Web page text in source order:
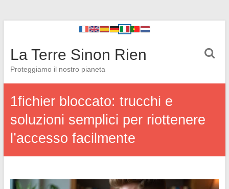
La Terre Sinon Rien
Proteggiamo il nostro pianeta
1fichier bloccato: trucchi e
soluzioni semplici per riottenere
l’accesso facilmente